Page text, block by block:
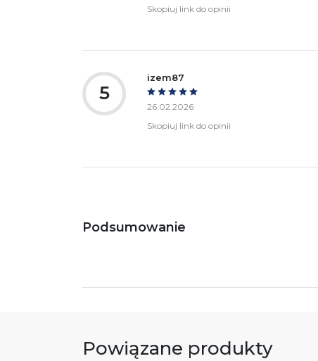
Skopiuj link do opinii
5
izem87
26.02.2026
Skopiuj link do opinii
Podsumowanie
Powiązane produkty